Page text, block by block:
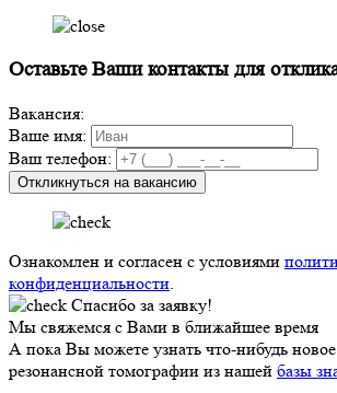
Оставьте Ваши контакты для
Вакансия:
Ваше имя:
Ваш телефон:
Откликнуться на вакансию
Ознакомлен и согласен с условиями
конфиденциальности
Спасибо за заявку!
Мы свяжемся с Вами в ближайшее время
А пока Вы можете узнать что-нибудь
резонансной томографии из нашей базы